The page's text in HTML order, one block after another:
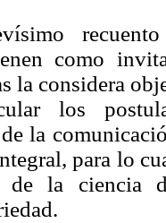
como
la considera
los
la
para lo
de la ciencia